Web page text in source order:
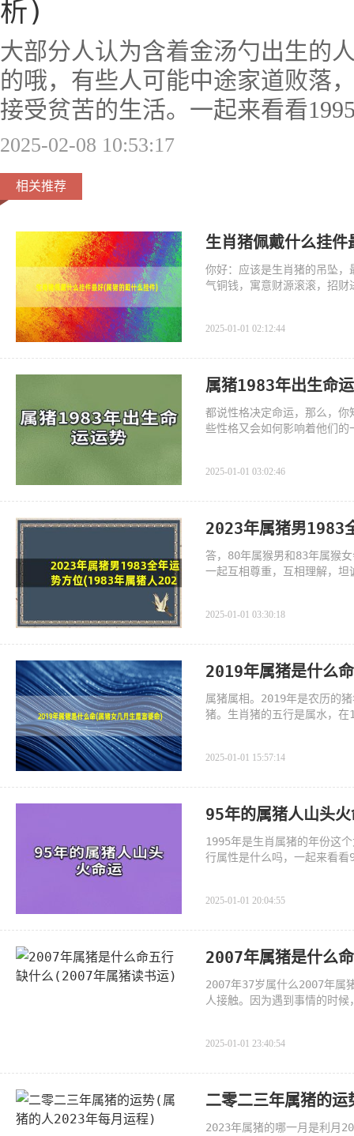
析)
大部分人认为含着金汤勺出生的
的哦，有些人可能中途家道败落
接受贫苦的生活。一起来看看
2025-02-08 10:53:17
相关推荐
生肖猪佩戴什么挂
你好：应该是生肖猪的吊坠
气铜钱，寓意财源滚滚，招
2025-01-01 02:12:44
属猪1983年出生命
都说性格决定命运，那么，
些性格又会如何影响着他们
2025-01-01 03:02:46
2023年属猪男1983
答，80年属猴男和83年属猴
一起互相尊重，互相理解，
2025-01-01 03:30:18
2019年属猪是什么
属猪属相。2019年是农历的
猪。生肖猪的五行是属水，
2025-01-01 15:57:14
95年的属猪人山头
1995年是生肖属猪的年份这
行属性是什么吗，一起来看
2025-01-01 20:04:55
2007年属猪是什么
2007年37岁属什么2007年属
人接触。因为遇到事情的时
2025-01-01 23:40:54
二零二三年属猪的
2023年属猪的哪一月是利月